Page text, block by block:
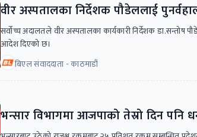
वीर अस्पतालका निर्देशक पौडेललाई
सर्वोच्च अदालतले वीर अस्पतालका कार्यकारी निर्देशक डा.सन्तोष
आदेश दिएको छ।
बिएल संवाददाता - काठमाडौं
भन्सार विभागमा आजपाको तेस्रो दिन पनि